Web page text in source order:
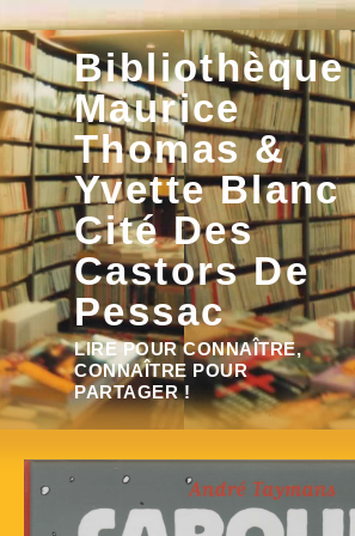
Aller
au
contenuBibliothèque
Maurice
Thomas &
Yvette Blanc
Cité Des
Castors De
Pessac
LIRE POUR CONNAÎTRE,
CONNAÎTRE POUR
PARTAGER !
Rechercher :